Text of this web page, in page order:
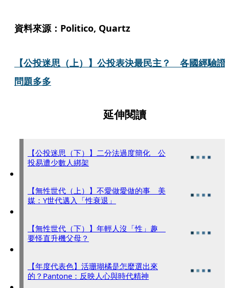
資料來源：Politico, Quartz
【公投迷思（上）】公投表決最民主？　各國經驗證
問題多多
延伸閱讀
【公投迷思（下）】二分法過度簡化 公
投易遭少數人綁架
【無性世代（上）】不愛做愛做的事 美
媒：Y世代邁入「性衰退」
【無性世代（下）】年輕人沒「性」趣
要怪直升機父母？
【年度代表色】活珊瑚橘是怎麼選出來
的？Pantone：反映人心與時代精神